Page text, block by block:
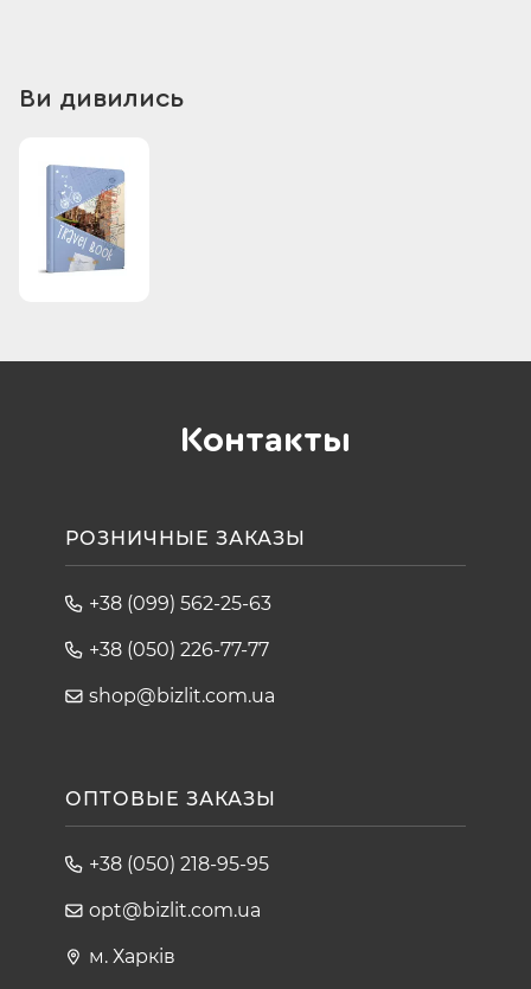
Ви дивились
Контакты
РОЗНИЧНЫЕ ЗАКАЗЫ
+38 (099) 562-25-63
+38 (050) 226-77-77
shop@bizlit.com.ua
ОПТОВЫЕ ЗАКАЗЫ
+38 (050) 218-95-95
opt@bizlit.com.ua
м. Харків